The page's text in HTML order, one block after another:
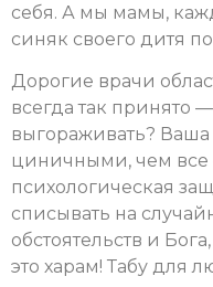
себя. А мы мамы,
синяк своего дитя
Дорогие врачи
всегда так принято
выгораживать?
циничными, чем все
психологическая
списывать на
обстоятельств и
это харам! Табу для